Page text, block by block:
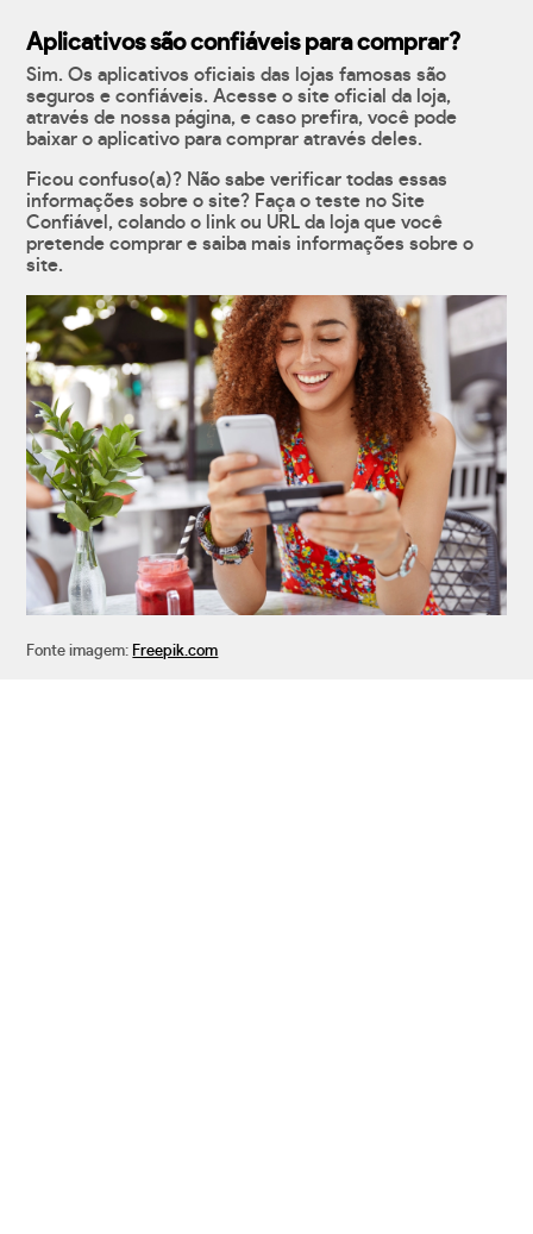
Aplicativos são confiáveis para comprar?
Sim. Os aplicativos oficiais das lojas famosas são
seguros e confiáveis. Acesse o site oficial da loja,
através de nossa página, e caso prefira, você pode
baixar o aplicativo para comprar através deles.
Ficou confuso(a)? Não sabe verificar todas essas
informações sobre o site? Faça o teste no Site
Confiável, colando o link ou URL da loja que você
pretende comprar e saiba mais informações sobre o
site.
Fonte imagem: Freepik.com